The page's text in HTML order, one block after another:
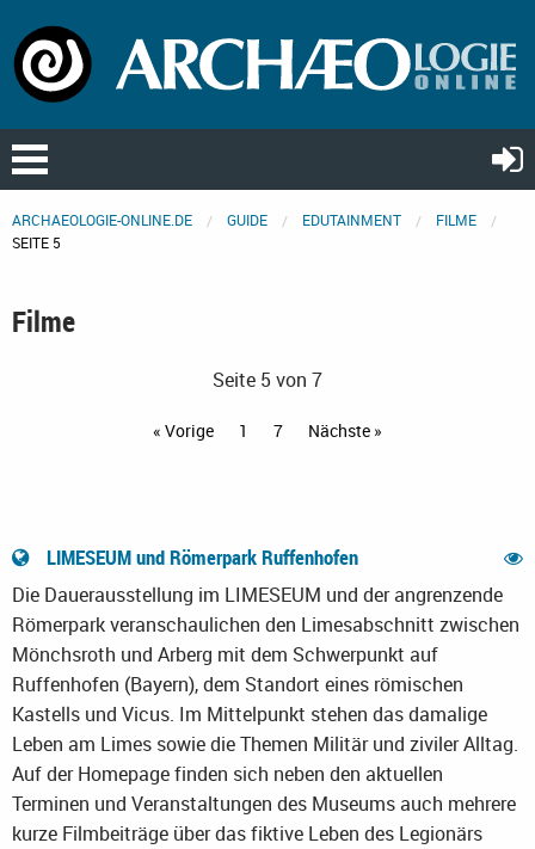
ARCHAEOLOGIE-ONLINE.DE GUIDE EDUTAINMENT
FILME
SEITE 5
Filme
Seite 5 von 7
« Vorige 1 7 Nächste »
LIMESEUM und Römerpark Ruffenhofen
Die Dauerausstellung im LIMESEUM und der angrenzende
Römerpark veranschaulichen den Limesabschnitt zwischen
Mönchsroth und Arberg mit dem Schwerpunkt auf
Ruffenhofen (Bayern), dem Standort eines römischen
Kastells und Vicus. Im Mittelpunkt stehen das damalige
Leben am Limes sowie die Themen Militär und ziviler Alltag.
Auf der Homepage finden sich neben den aktuellen
Terminen und Veranstaltungen des Museums auch mehrere
kurze Filmbeiträge über das fiktive Leben des Legionärs